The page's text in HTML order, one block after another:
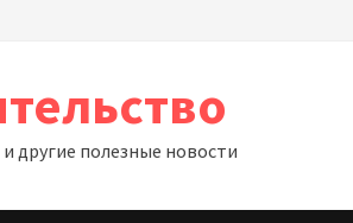
другие полезные новости